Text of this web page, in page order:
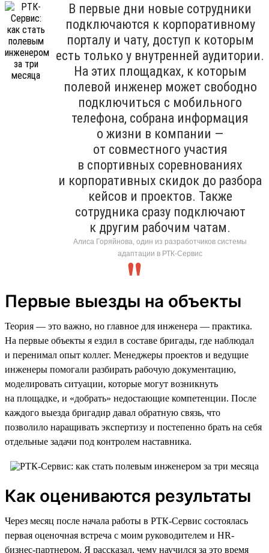
В первые дни новые сотрудники
подключаются к корпоративному
порталу и чату, доступ к которым
есть только у внутренней аудитории.
На этих площадках, к которым
полевой инженер может свободно
подключиться с мобильного
телефона, собрана информация
о жизни в компании —
от совместного участия
в спортивных соревнованиях
и корпоративных скидок до разбора
кейсов и проектов. Также
сотрудника сразу подключают
к другим рабочим чатам.
Алиса Горяйнова, один из разработчиков системы
адаптации в РТК-Сервис
Первые выезды на объекты
Теория — это важно, но главное для инженера — практика.
На первые объекты я ездил в составе бригады, где наблюдал
и перенимал опыт коллег. Менеджеры проектов и ведущие
инженеры помогали разбирать рабочую документацию,
моделировать ситуации, которые могут возникнуть
на площадке, и «добрать» недостающие компетенции. После
каждого выезда бригадир давал обратную связь, что
позволило наращивать экспертизу и постепенно брать на себя
отдельные задачи под контролем наставника.
Как оцениваются результаты
Через месяц после начала работы в РТК-Сервис состоялась
первая оценочная встреча с моим руководителем и HR-
бизнес-партнером. Я рассказал, чему научился за это время